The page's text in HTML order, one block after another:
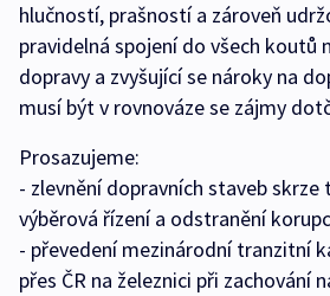
hlučností, prašností a zároveň
pravidelná spojení do všech koutů
dopravy a zvyšující se nároky na
musí být v rovnováze se zájmy
Prosazujeme:
- zlevnění dopravních staveb
výběrová řízení a odstranění
- převedení mezinárodní tranzitní
přes ČR na železnici při zachování